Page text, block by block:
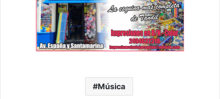
Música